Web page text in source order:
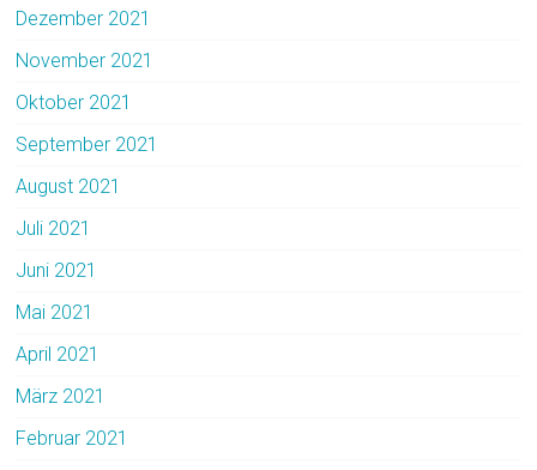
Dezember 2021
November 2021
Oktober 2021
September 2021
August 2021
Juli 2021
Juni 2021
Mai 2021
April 2021
März 2021
Februar 2021